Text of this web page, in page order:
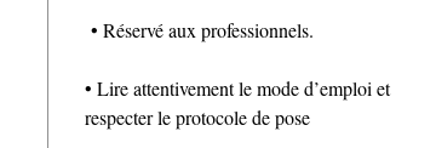
• Réservé aux professionnels.
• Lire attentivement le mode d’emploi et
respecter le protocole de pose